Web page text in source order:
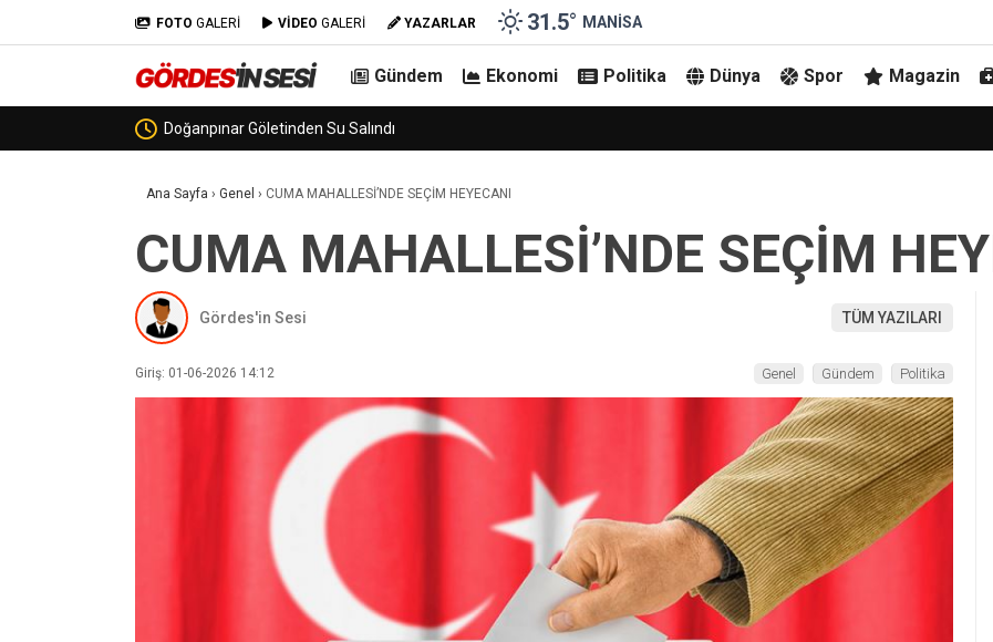
FOTO GALERİ VİDEO GALERİ YAZARLAR 31.5° MANISA
Gündem Ekonomi Politika Dünya Spor Magazin
Görenez Mevkiinde Hafriyat Kamyonu Devrildi
Ana Sayfa › Genel › CUMA MAHALLESİ’NDE SEÇİM HEYECANI
CUMA MAHALLESİ’NDE SEÇİM
Gördes'in Sesi TÜM YAZILARI
Giriş: 01-06-2026 14:12 Genel Gündem Politika